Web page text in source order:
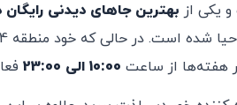
یکی از بهترین جاهای دیدنی رایگان
هفته‌ها از ساعت 10:00 الی 23:00